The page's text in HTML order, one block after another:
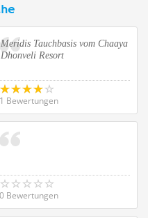
Meridis Tauchbasis vom Chaaya
Dhonveli Resort
1 Bewertungen
0 Bewertungen